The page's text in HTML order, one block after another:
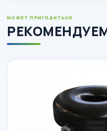
МОЖЕТ ПРИГОДИТЬСЯ